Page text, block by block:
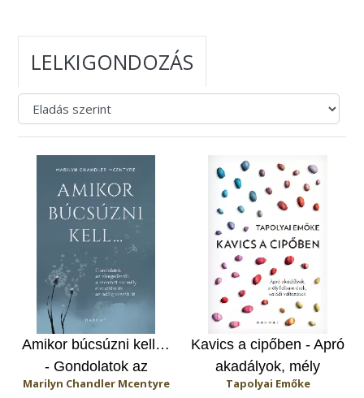
LELKIGONDOZÁS
Amikor búcsúzni kell…
- Gondolatok az
elengedésről: A
Marilyn Chandler Mcentyre
Kavics a cipőben - Apró
akadályok, mély
felismerések, valódi
Tapolyai Emőke